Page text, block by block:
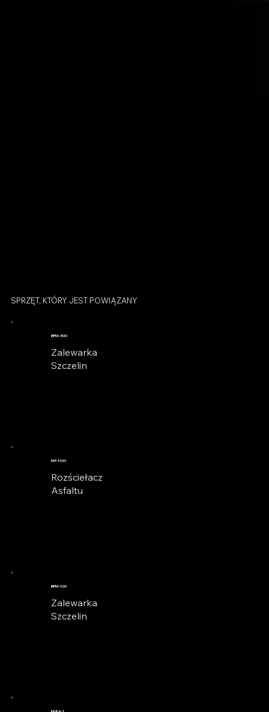
SPRZĘT, KTÓRY JEST POWIĄZANY
BPM-500
Zalewarka
Szczelin
MP-1100
Rozściełacz
Asfaltu
BPM-100
Zalewarka
Szczelin